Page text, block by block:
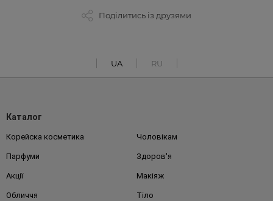
Поділитись із друзями
UA RU
Каталог
Корейска косметика Чоловікам
Парфуми Здоров'я
Акції Макіяж
Обличчя Тіло